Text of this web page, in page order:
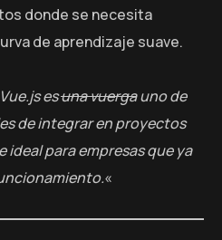
donde se necesita
de aprendizaje suave.
Vue.js esuna vuergauno de
de integrar en proyectos
ideal para empresas que ya
«